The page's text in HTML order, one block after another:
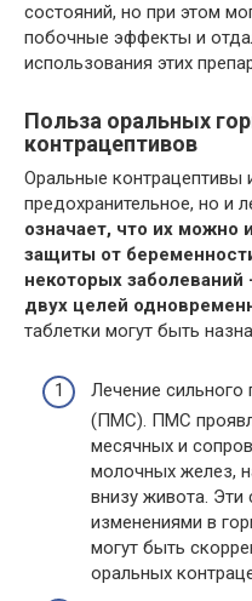
состояний, но при этом
побочные эффекты и
использования этих
Польза оральных
контрацептивов
Оральные контрацептивы
предохранительное, но и
означает, что их можно
защиты от
некоторых заболеваний
двух целей
таблетки могут быть
Лечение сильного
(ПМС). ПМС
месячных и
молочных желез,
внизу живота.
изменениями в
могут быть
оральных